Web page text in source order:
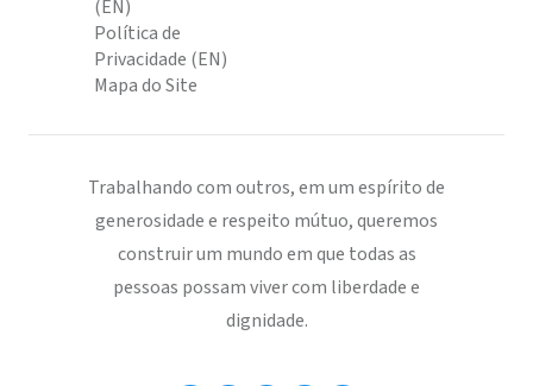
(EN)
Política de
Privacidade (EN)
Mapa do Site
Trabalhando com outros, em um espírito de
generosidade e respeito mútuo, queremos
construir um mundo em que todas as
pessoas possam viver com liberdade e
dignidade.